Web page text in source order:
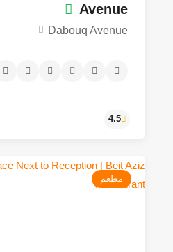
Avenue
Dabouq Avenue
مطعم